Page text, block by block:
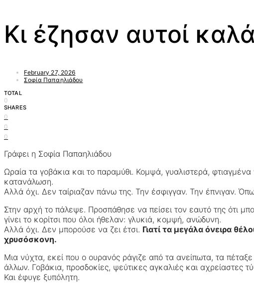
Κι έζησαν αυτοί
February 27, 2026
Σοφία Παπαηλιάδου
TOTAL
0
SHARES
0
0
0
Γράφει η Σοφία Παπαηλιάδου
Ωραία τα γοβάκια και το παραμύθι. Κομψά, γυαλιστερά,
κατανάλωση.
Αλλά όχι. Δεν ταίριαζαν πάνω της. Την έσφιγγαν. Την έπνιγαν.
Στην αρχή το πάλεψε. Προσπάθησε να πείσει τον εαυτό της ότι
γίνει το κορίτσι που όλοι ήθελαν: γλυκιά, κομψή, ανώδυνη.
Αλλά όχι. Δεν μπορούσε να ζει έτσι. Γιατί τα μεγάλα όνειρα
χρυσόσκονη.
Μια νύχτα, εκεί που ο ουρανός ράγιζε από τα ανείπωτα, τα
άλλων. Γοβάκια, προσδοκίες, ψεύτικες αγκαλιές και αχρείαστες
Και έφυγε ξυπόλητη.